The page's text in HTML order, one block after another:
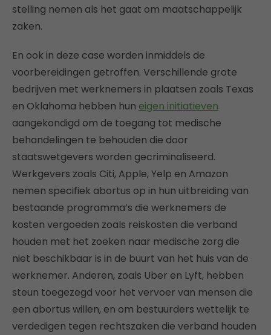
stelling nemen als het gaat om maatschappelijk
zaken.
En ook in deze case worden inmiddels de
voorbereidingen getroffen. Verschillende grote
bedrijven met werknemers in plaatsen zoals Texas
en Oklahoma hebben hun eigen initiatieven
aangekondigd om de toegang tot medische
behandelingen te behouden die door
staatswetgevers worden gecriminaliseerd.
Werkgevers zoals Citi, Apple, Yelp en Amazon
nemen specifiek abortus op in hun uitbreiding van
bestaande programma’s die werknemers de
kosten vergoeden zoals reiskosten die verband
houden met het zoeken naar medische zorg die
niet beschikbaar is in de buurt van het huis van de
werknemer. Anderen, zoals Uber en Lyft, hebben
steun toegezegd voor het vervoer van mensen die
een abortus willen, en om bestuurders wettelijk te
verdedigen tegen rechtszaken die verband houden